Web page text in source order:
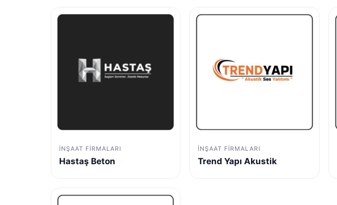
İNŞAAT FIRMALARI
Hastaş Beton
İNŞAAT FIRMALARI
Trend Yapı Akustik